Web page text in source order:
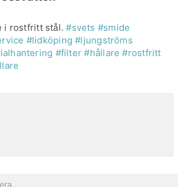
i rostfritt stål.#svets #smide
#lidköping #ljungströms
#filter #hållare #rostfritt